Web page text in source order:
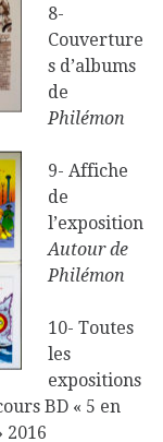
8-
Couverture
s d’albums
de
Philémon
9- Affiche
de
l’exposition
Autour de
Philémon
10- Toutes
les
expositions
BD « 5 en
2016